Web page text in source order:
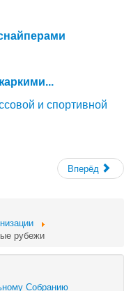
и спортивной
Вперёд
рубежи
Собранию